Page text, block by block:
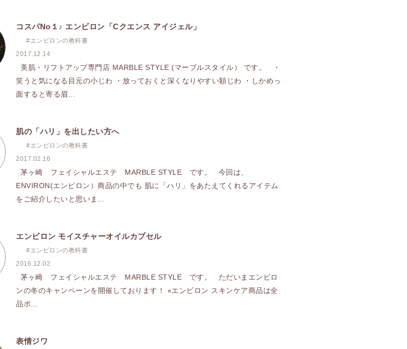
コスパNo１♪ エンビロン「Cクエンス アイジェル」
#エンビロンの教科書
2017.12.14
美肌・リフトアップ専門店 MARBLE STYLE (マーブルスタイル） です。 ・
笑うと気になる目元の小じわ ・放っておくと深くなりやすい額じわ ・しかめっ
面すると寄る眉...
肌の「ハリ」を出したい方へ
#エンビロンの教科書
2017.02.16
茅ヶ崎 フェイシャルエステ MARBLE STYLE です。 今回は、
ENVIRON(エンビロン）商品の中でも 肌に「ハリ」をあたえてくれるアイテム
をご紹介したいと思いま...
エンビロン モイスチャーオイルカプセル
#エンビロンの教科書
2016.12.02
茅ヶ崎 フェイシャルエステ MARBLE STYLE です。 ただいまエンビロ
ンの冬のキャンペーンを開催しております！ ⭐︎エンビロン スキンケア商品は全
品ポ...
表情ジワ